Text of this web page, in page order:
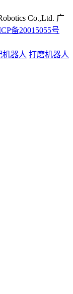
Co.,Ltd. 广
备20015055号
机器人 打磨机器人